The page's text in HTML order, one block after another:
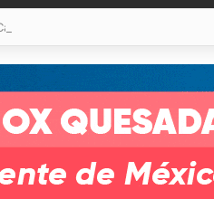
III registra avances en Soledad